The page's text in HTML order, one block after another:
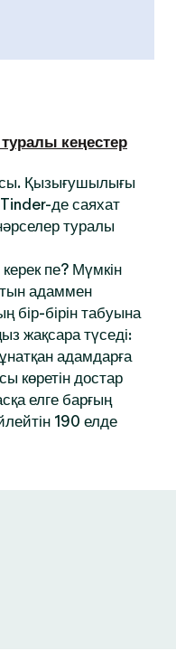
туралы кеңестер
Қызығушылығы
де саяхат
туралы
пе? Мүмкін
адаммен
бір-бірін табуына
жақсара түседі:
адамдарға
көретін достар
елге барғың
190 елде